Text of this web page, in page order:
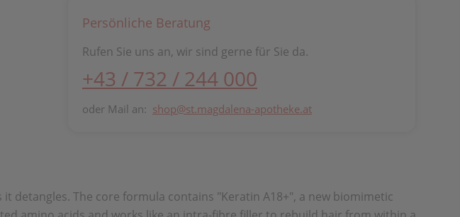
Persönliche Beratung
Rufen Sie uns an, wir sind gerne für Sie da.
+43 / 732 / 244 000
oder Mail an: shop@st.magdalena-apotheke.at
detangles. The core formula contains "Keratin A18+", a new biomimetic